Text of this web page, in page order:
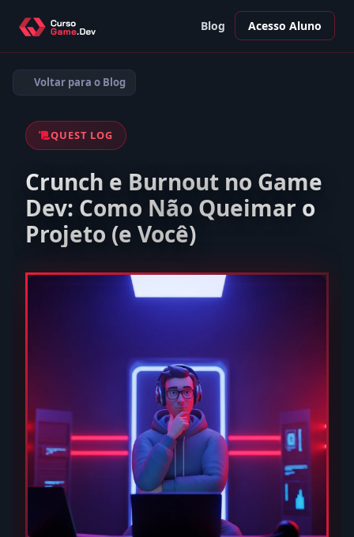
Blog Acesso Aluno
Voltar para o Blog
QUEST LOG
Crunch e Burnout no Game
Dev: Como Não Queimar o
Projeto (e Você)